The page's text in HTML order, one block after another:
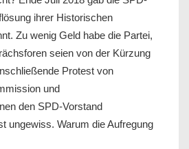
ihrer Historischen
Zu wenig Geld habe die Partei,
seien von der Kürzung
Protest von
und
den SPD-Vorstand
ungewiss. Warum die Aufregung